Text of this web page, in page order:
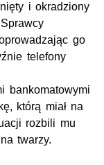
i okradziony
go
telefony
bankomatowymi
którą miał na
rozbili mu
twarzy.